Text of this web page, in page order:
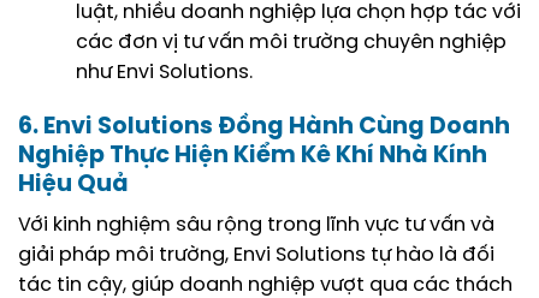
luật, nhiều doanh nghiệp lựa chọn hợp tác với
các đơn vị tư vấn môi trường chuyên nghiệp
như Envi Solutions.
6. Envi Solutions Đồng Hành Cùng Doanh
Nghiệp Thực Hiện Kiểm Kê Khí Nhà Kính
Hiệu Quả
Với kinh nghiệm sâu rộng trong lĩnh vực tư vấn và
giải pháp môi trường, Envi Solutions tự hào là đối
tác tin cậy, giúp doanh nghiệp vượt qua các thách